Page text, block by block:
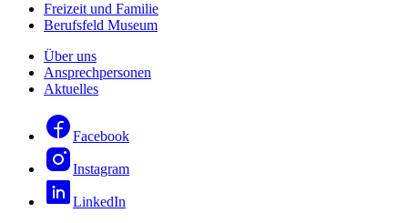
Freizeit und Familie
Berufsfeld Museum
Über uns
Ansprechpersonen
Aktuelles
Facebook
Instagram
LinkedIn